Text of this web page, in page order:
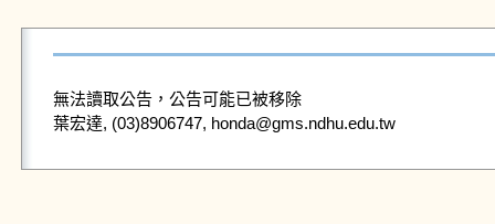
無法讀取公告，公告可能已被移除
葉宏達, (03)8906747, honda@gms.ndhu.edu.tw